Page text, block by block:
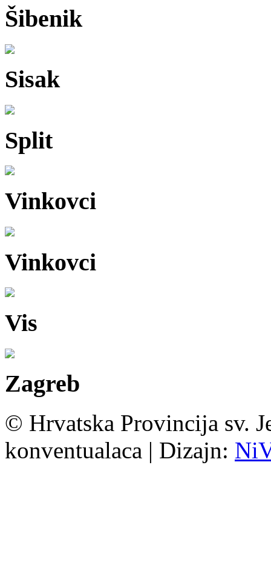
Šibenik
Sisak
Split
Vinkovci
Vinkovci
Vis
Zagreb
© Hrvatska Provincija sv.
konventualaca | Dizajn: